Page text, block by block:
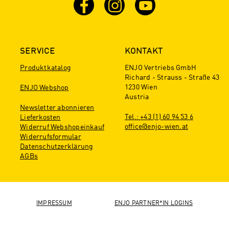
SERVICE
Produktkatalog
ENJO Webshop
Newsletter abonnieren
Lieferkosten
Widerruf Webshopeinkauf
Widerrufsformular
Datenschutzerklärung
AGBs
KONTAKT
ENJO Vertriebs GmbH
Richard - Strauss - Straße 43
1230 Wien
Austria
Tel.: +43 (1) 60 94 53 6
office@enjo-wien.at
IMPRESSUM ENJO PARTNER*IN LOGINS